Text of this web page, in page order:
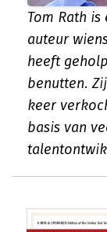
Tom Rath
auteur
heeft
benutten.
keer
basis van